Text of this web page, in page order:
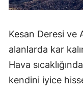
Kesan Deresi ve
alanlarda kar
Hava
kendini iyice